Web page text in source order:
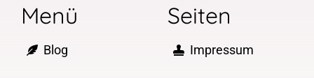
Menü
Blog
Seiten
Impressum